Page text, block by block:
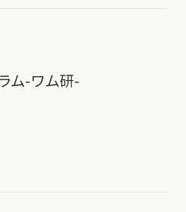
ム-ワム研-